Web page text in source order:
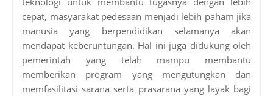
cepat, masyarakat pedesaan menjadi lebih paham jika
manusia yang berpendidikan selamanya akan
mendapat keberuntungan. Hal ini juga didukung oleh
pemerintah yang telah mampu membantu
memberikan program yang mengutungkan dan
memfasilitasi sarana serta prasarana yang layak bagi